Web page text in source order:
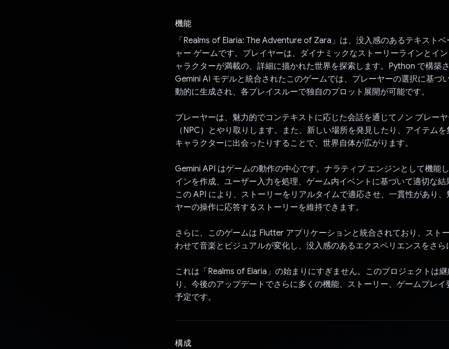
機能
「Realms of Elaria: The Adventure of Zara」は、没入感のあるテキスト
ャー ゲームです。プレイヤーは、ダイナミックなストーリーラインとイ
ャラクターが満載の、詳細に描かれた世界を探索します。Python で構築
Gemini AI モデルと統合されたこのゲームでは、プレーヤーの選択に基づ
動的に生成され、各プレイスルーで独自のプロット展開が可能です。
プレーヤーは、魅力的でコンテキストに応じた会話を通じてノン プレー
（NPC）とやり取りします。また、新しい場所を発見したり、アイテム
キャラクターに出会ったりすることで、世界自体が広がります。
Gemini API はゲームの動作の中心です。ナラティブ エンジンとして機能
インを作成、ユーザー入力を処理、ゲーム内イベントに基づいて適切な結
この API により、ストーリーをリアルタイムで適応させ、一貫性があり、
ヤーの操作に応答するストーリーを維持できます。
さらに、このゲームは Flutter アプリケーションと統合されており、スト
わせて音楽とビジュアルが変化し、没入感のあるエクスペリエンスをさら
これは「Realms of Elaria」の始まりにすぎません。このプロジェクトは
り、今後のアップデートでさらに多くの機能、ストーリー、ゲームプレイ
予定です。
構成